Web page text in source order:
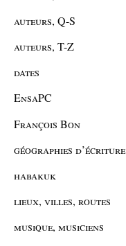
auteurs, Q-S
auteurs, T-Z
dates
EnsaPC
François Bon
géographies d’écriture
habakuk
lieux, villes, routes
musique, musiciens